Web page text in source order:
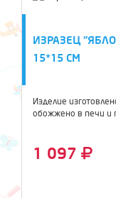
ИЗРАЗЕЦ
15*15 СМ
Изделие
обожжено в печи и
1 097